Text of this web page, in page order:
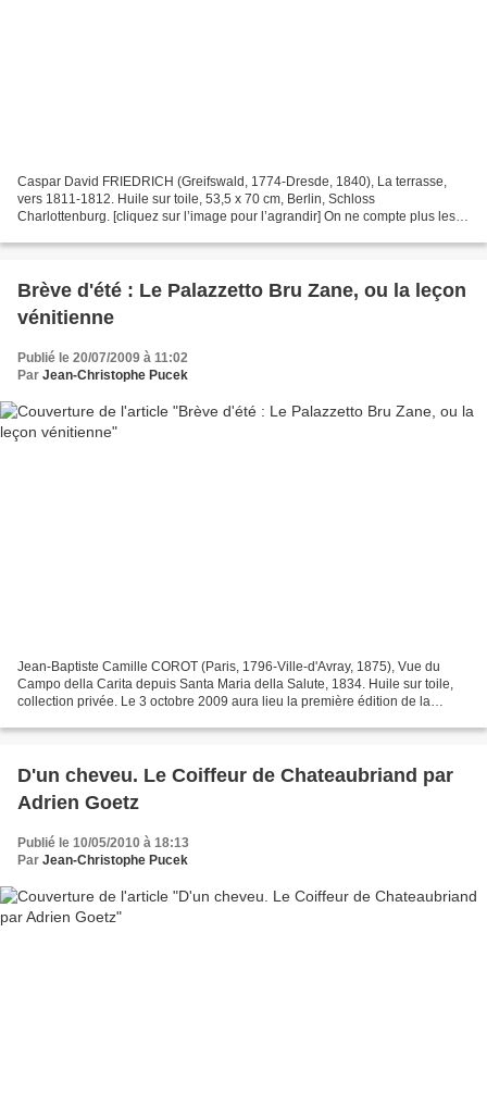
Caspar David FRIEDRICH (Greifswald, 1774-Dresde, 1840), La terrasse,
vers 1811-1812. Huile sur toile, 53,5 x 70 cm, Berlin, Schloss
Charlottenburg. [cliquez sur l’image pour l’agrandir] On ne compte plus les
Brève d'été : Le Palazzetto Bru Zane, ou la leçon
vénitienne
Publié le 20/07/2009 à 11:02
Par Jean-Christophe Pucek
Jean-Baptiste Camille COROT (Paris, 1796-Ville-d'Avray, 1875), Vue du
Campo della Carita depuis Santa Maria della Salute, 1834. Huile sur toile,
collection privée. Le 3 octobre 2009 aura lieu la première édition de la
D'un cheveu. Le Coiffeur de Chateaubriand par
Adrien Goetz
Publié le 10/05/2010 à 18:13
Par Jean-Christophe Pucek